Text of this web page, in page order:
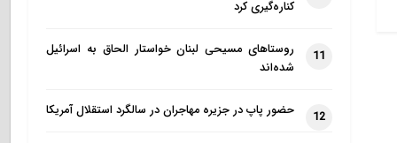
کناره‌گیری کرد
11
روستاهای مسیحی لبنان خواستار الحاق به اسرائیل
شده‌اند
12 حضور پاپ در جزیره مهاجران در سالگرد استقلال آمریکا